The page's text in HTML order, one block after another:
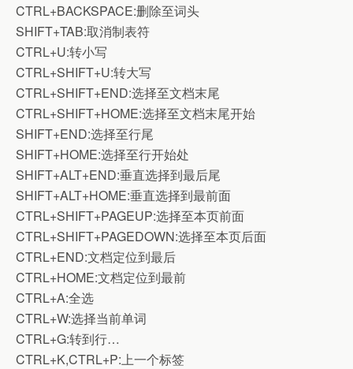
CTRL+BACKSPACE:删除至词头
SHIFT+TAB:取消制表符
CTRL+U:转小写
CTRL+SHIFT+U:转大写
CTRL+SHIFT+END:选择至文档末尾
CTRL+SHIFT+HOME:选择至文档末尾开始
SHIFT+END:选择至行尾
SHIFT+HOME:选择至行开始处
SHIFT+ALT+END:垂直选择到最后尾
SHIFT+ALT+HOME:垂直选择到最前面
CTRL+SHIFT+PAGEUP:选择至本页前面
CTRL+SHIFT+PAGEDOWN:选择至本页后面
CTRL+END:文档定位到最后
CTRL+HOME:文档定位到最前
CTRL+A:全选
CTRL+W:选择当前单词
CTRL+G:转到行…
CTRL+K,CTRL+P:上一个标签